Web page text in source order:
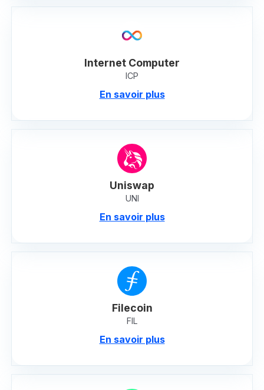
Internet Computer
ICP
En savoir plus
Uniswap
UNI
En savoir plus
Filecoin
FIL
En savoir plus